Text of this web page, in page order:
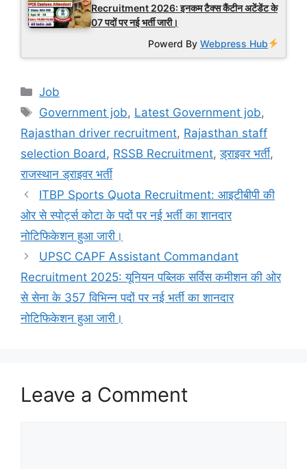
Recruitment 2026: इनकम टैक्स कैंटीन अटेंडेंट के
07 पदों पर नई भर्ती जारी।
Powerd ByWebpress Hub
Categories
Job
Tags
Government job, Latest Government job,
Rajasthan driver recruitment, Rajasthan staff
selection Board , RSSB Recruitment,ड्राइवर भर्ती,
राजस्थान ड्राइवर भर्ती
ITBP Sports Quota Recruitment: आइटीबीपी की
ओर से स्पोर्ट्स कोटा के पदों पर नई भर्ती का शानदार
नोटिफिकेशन हुआ जारी।
UPSC CAPF Assistant Commandant
Recruitment 2025: यूनियन पब्लिक सर्विस कमीशन की ओर
से सेना के 357 विभिन्न पदों पर नई भर्ती का शानदार
नोटिफिकेशन हुआ जारी।
Leave a Comment